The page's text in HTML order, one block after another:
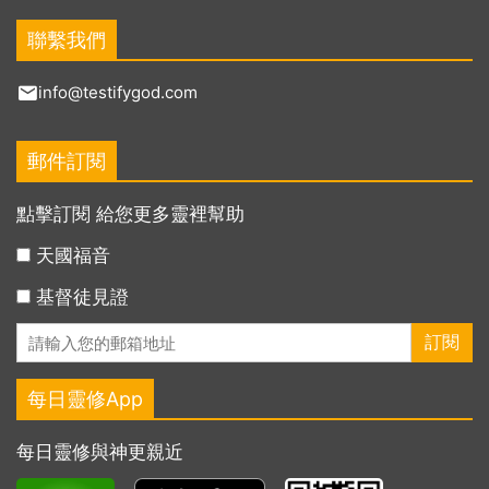
聯繫我們
info@testifygod.com
郵件訂閱
點擊訂閱 給您更多靈裡幫助
天國福音
基督徒見證
每日靈修App
每日靈修與神更親近